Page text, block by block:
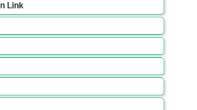
Link